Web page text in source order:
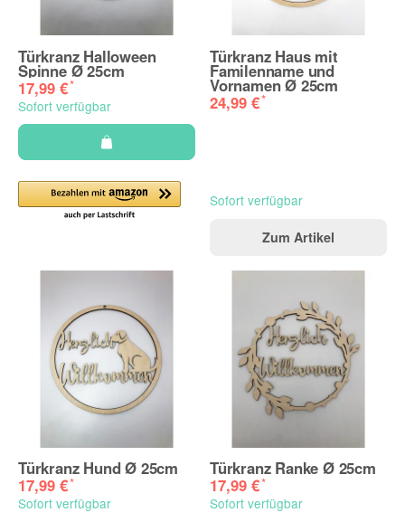
Türkranz Halloween
Spinne Ø 25cm
17,99 €*
Sofort verfügbar
Türkranz Haus mit
Familenname und
Vornamen Ø 25cm
24,99 €*
Sofort verfügbar
Zum Artikel
Türkranz Hund Ø 25cm
17,99 €*
Sofort verfügbar
Türkranz Ranke Ø 25cm
17,99 €*
Sofort verfügbar